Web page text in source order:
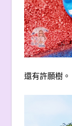
還有許願樹。